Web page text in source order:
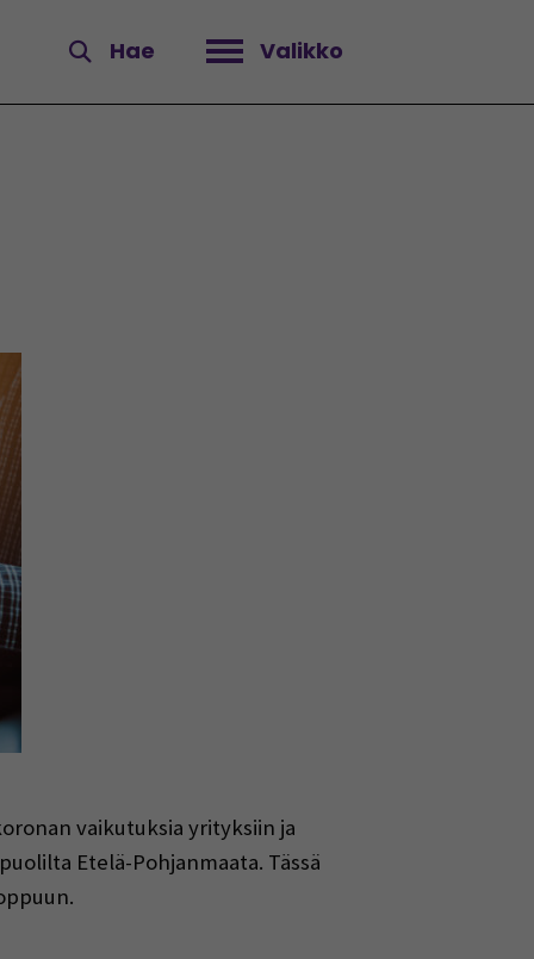
Hae Valikko
Avaa valikko
vaikutuksia yrityksiin ja
Etelä-Pohjanmaata. Tässä